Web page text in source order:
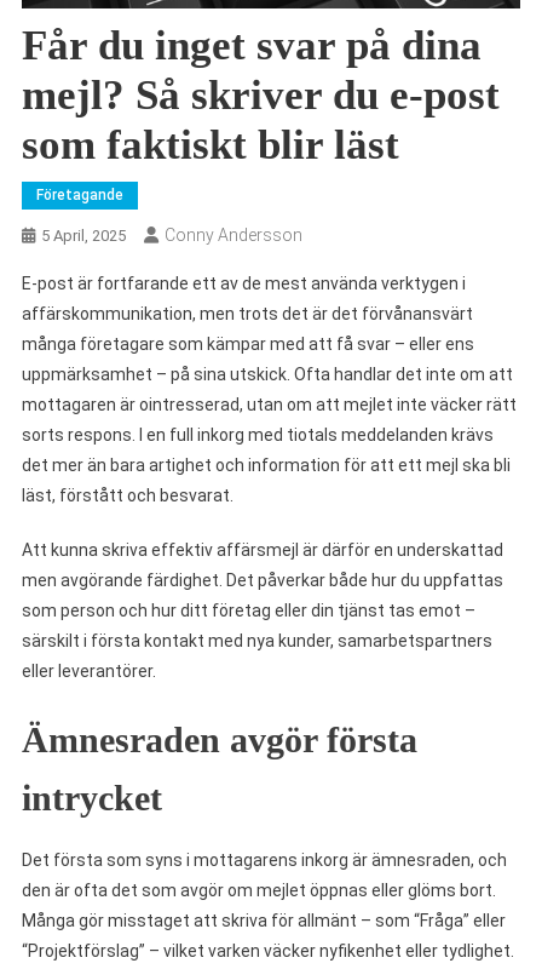
Får du inget svar på dina
mejl? Så skriver du e-post
som faktiskt blir läst
Företagande
5 April, 2025 Conny Andersson
E-post är fortfarande ett av de mest använda verktygen i
affärskommunikation, men trots det är det förvånansvärt
många företagare som kämpar med att få svar – eller ens
uppmärksamhet – på sina utskick. Ofta handlar det inte om att
mottagaren är ointresserad, utan om att mejlet inte väcker rätt
sorts respons. I en full inkorg med tiotals meddelanden krävs
det mer än bara artighet och information för att ett mejl ska bli
läst, förstått och besvarat.
Att kunna skriva effektiv affärsmejl är därför en underskattad
men avgörande färdighet. Det påverkar både hur du uppfattas
som person och hur ditt företag eller din tjänst tas emot –
särskilt i första kontakt med nya kunder, samarbetspartners
eller leverantörer.
Ämnesraden avgör första
intrycket
Det första som syns i mottagarens inkorg är ämnesraden, och
den är ofta det som avgör om mejlet öppnas eller glöms bort.
Många gör misstaget att skriva för allmänt – som “Fråga” eller
“Projektförslag” – vilket varken väcker nyfikenhet eller tydlighet.